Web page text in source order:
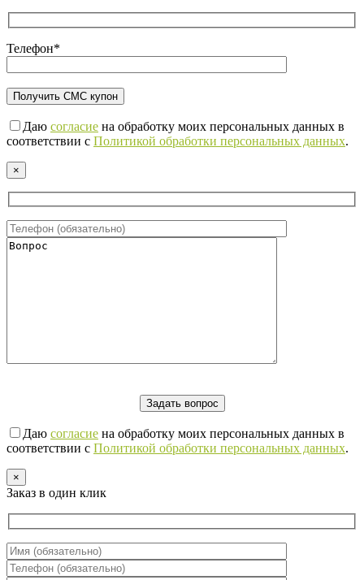
Телефон*
Даю согласие на обработку моих персональных данных в
соответствии с Политикой обработки персональных данных.
×
Даю согласие на обработку моих персональных данных в
соответствии с Политикой обработки персональных данных.
×
Заказ в один клик